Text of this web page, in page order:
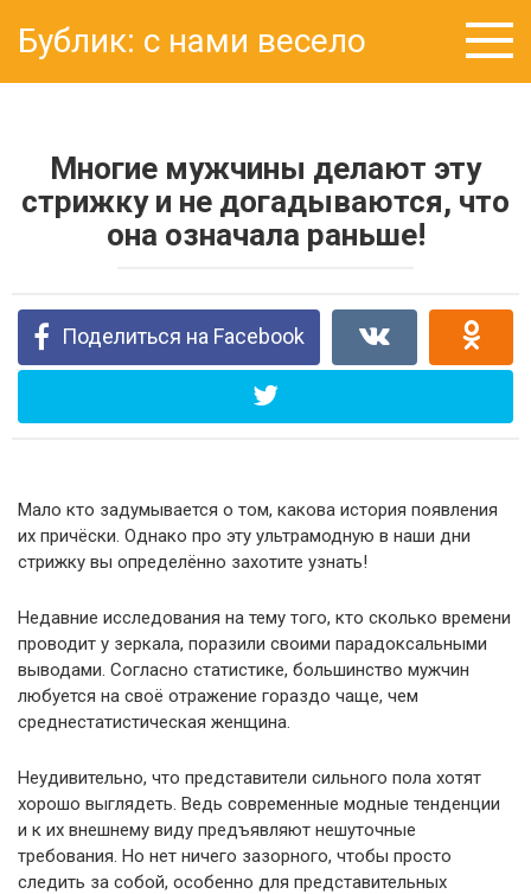
контенту
Бублик: с нами весело
Многие мужчины делают эту
стрижку и не догадываются, что
она означала раньше!
Поделиться на Facebook
Мало кто задумывается о том, какова история появления
их причёски. Однако про эту ультрамодную в наши дни
стрижку вы определённо захотите узнать!
Недавние исследования на тему того, кто сколько времени
проводит у зеркала, поразили своими парадоксальными
выводами. Согласно статистике, большинство мужчин
любуется на своё отражение гораздо чаще, чем
среднестатистическая женщина.
Неудивительно, что представители сильного пола хотят
хорошо выглядеть. Ведь современные модные тенденции
и к их внешнему виду предъявляют нешуточные
требования. Но нет ничего зазорного, чтобы просто
следить за собой, особенно для представительных